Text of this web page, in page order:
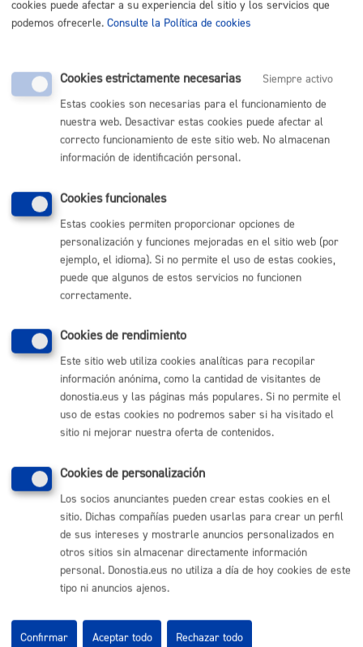
Cantidad a abonar
Gratuito
Pasos del procedimiento
Realizar la solicitud
Respuesta a solicitud por teléfono o correo
electrónico
Responsable de la tramitación
Departamento:Alcaldía y Grupos Políticos
Otra información de interés
Requisitos a cumplir
Las presentaciones se ceñirán al objeto de la
convocatoria, y no podrán realizarse comunicaciones
ajenas al motivo previamente comunicado.
El acto deberá de realizarse en el espacio ofrecido, no
pudiendo utilizar cualquier otra dependencia o espacio
El grupo o asociación convocante se compromete a la
cookies puede afectar a su experiencia del sitio y los servicios que
podemos ofrecerle. Consulte la Política de cookies
Cookies estrictamente necesarias
Siempre activo
Estas cookies son necesarias para el funcionamiento de
nuestra web. Desactivar estas cookies puede afectar al
correcto funcionamiento de este sitio web. No almacenan
información de identificación personal.
Cookies funcionales
Estas cookies permiten proporcionar opciones de
personalización y funciones mejoradas en el sitio web (por
ejemplo, el idioma). Si no permite el uso de estas cookies,
puede que algunos de estos servicios no funcionen
correctamente.
Cookies de rendimiento
Este sitio web utiliza cookies analíticas para recopilar
información anónima, como la cantidad de visitantes de
donostia.eus y las páginas más populares. Si no permite el
uso de estas cookies no podremos saber si ha visitado el
sitio ni mejorar nuestra oferta de contenidos.
Cookies de personalización
Los socios anunciantes pueden crear estas cookies en el
sitio. Dichas compañías pueden usarlas para crear un perfil
de sus intereses y mostrarle anuncios personalizados en
otros sitios sin almacenar directamente información
personal. Donostia.eus no utiliza a día de hoy cookies de este
tipo ni anuncios ajenos.
Rechazar todo
Confirmar Aceptar todo